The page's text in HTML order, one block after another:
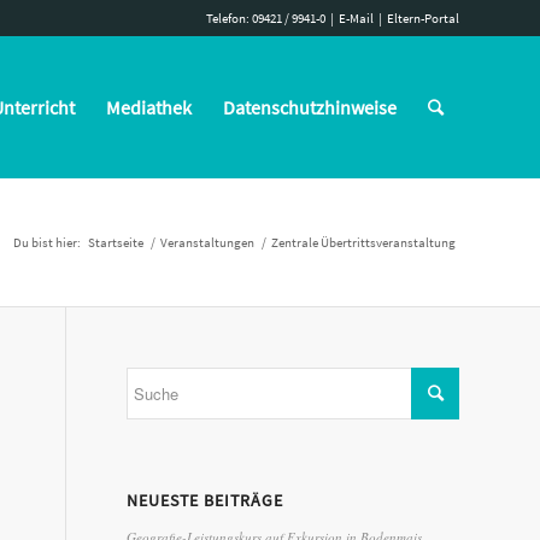
Telefon: 09421 / 9941-0 | E-Mail | Eltern-Portal
Mediathek Datenschutzhinweise
Du bist hier: Startseite / Veranstaltungen / Zentrale Übertrittsveranstaltung
NEUESTE BEITRÄGE